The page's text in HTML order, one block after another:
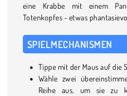
eine Krabbe mit einem
Totenkopfes - etwas
SPIELMECHANISMEN
Tippe mit der Maus auf die
Wähle zwei
Reihe aus, um sie zu